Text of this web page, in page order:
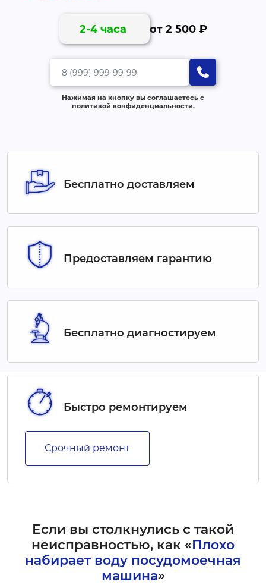
2-4 часа от 2 500 ₽
Нажимая на кнопку вы соглашаетесь с
политикой конфиденциальности.
Бесплатно доставляем
Предоставляем гарантию
Бесплатно диагностируем
Быстро ремонтируем
Срочный ремонт
Если вы столкнулись с такой
неисправностью, как «Плохо
набирает воду посудомоечная
машина»